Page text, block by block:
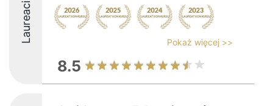
Laureaci Pokaż więcej >>
8.5